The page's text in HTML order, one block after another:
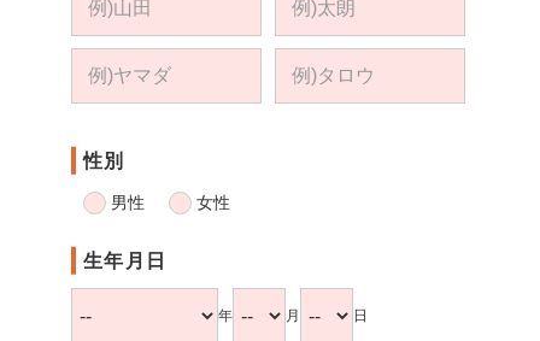
性別
男性 女性
生年月日
年 月 日